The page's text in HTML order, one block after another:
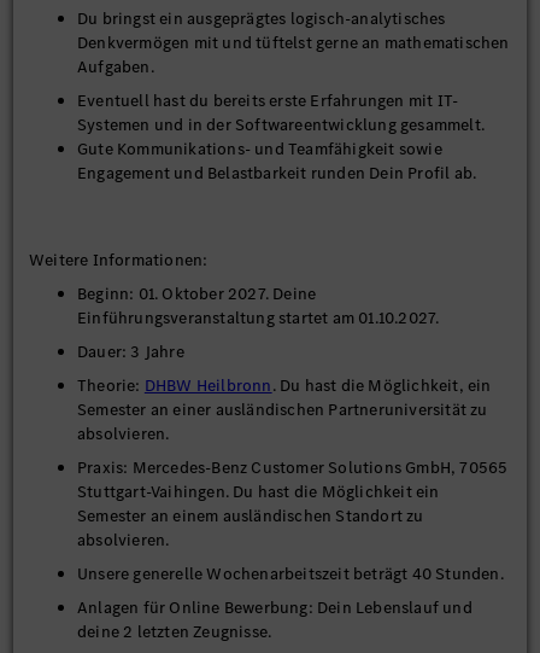
Du bringst ein ausgeprägtes logisch-analytisches
Denkvermögen mit und tüftelst gerne an mathematischen
Aufgaben.
Eventuell hast du bereits erste Erfahrungen mit IT-
Systemen und in der Softwareentwicklung gesammelt.
Gute Kommunikations- und Teamfähigkeit sowie
Engagement und Belastbarkeit runden Dein Profil ab.
Weitere Informationen:
Beginn: 01. Oktober 2027. Deine
Einführungsveranstaltung startet am 01.10.2027.
Dauer: 3 Jahre
Theorie: DHBW Heilbronn. Du hast die Möglichkeit, ein
Semester an einer ausländischen Partneruniversität zu
absolvieren.
Praxis: Mercedes-Benz Customer Solutions GmbH, 70565
Stuttgart-Vaihingen. Du hast die Möglichkeit ein
Semester an einem ausländischen Standort zu
absolvieren.
Unsere generelle Wochenarbeitszeit beträgt 40 Stunden.
Anlagen für Online Bewerbung: Dein Lebenslauf und
deine 2 letzten Zeugnisse.